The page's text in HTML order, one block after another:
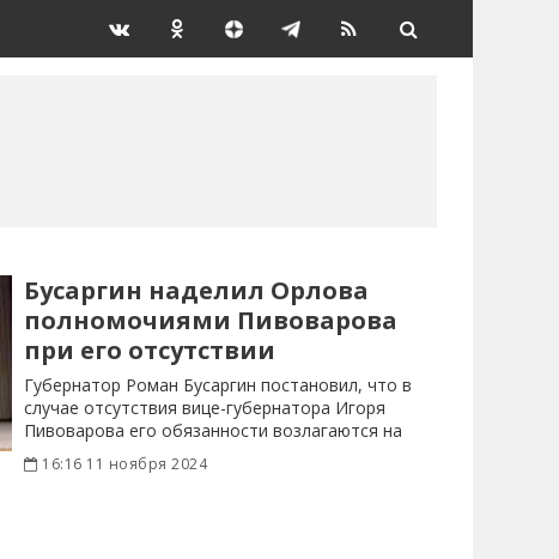
Бусаргин наделил Орлова
полномочиями Пивоварова
при его отсутствии
Губернатор Роман Бусаргин постановил, что в
случае отсутствия вице-губернатора Игоря
Пивоварова его обязанности возлагаются на
зампреда
16:16 11 ноября 2024